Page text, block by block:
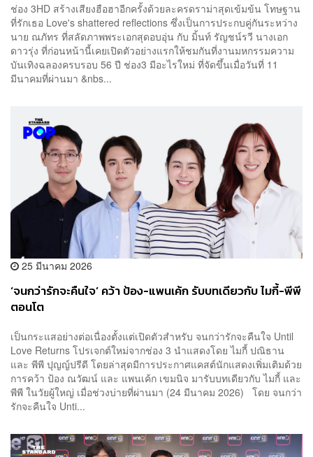
​​ช่อง 3HD สร้างเสียงฮือฮาอีกครั้งด้วยละครดราม่าสุดเข้มข้น โทษฐาน
ที่รักเธอ Love's shattered reflections ซึ่งเป็นการประกบคู่กันระหว่าง
นาย ณภัทร ที่สลัดภาพพระเอกสุดอบอุ่น กับ มิ้นท์ รัญชน์รวี นางเอก
ดาวรุ่ง ที่ก่อนหน้านี้เคยเปิดตัวอย่างแรกให้ชมกันที่งานมหกรรมความ
บันเทิงฉลองครบรอบ 56 ปี ช่อง3 มีอะไรใหม่ ที่จัดขึ้นเมื่อวันที่ 11
มีนาคมที่ผ่านมา &nbs...
25 มีนาคม 2026
‘จนกว่ารักจะคืนใจ’ คว้า ป้อง-แพนเค้ก รับบทเดียวกับ ไมกี้-พีพี
ตอนโต
เป็นกระแสอย่างต่อเนื่องตั้งแต่เปิดตัวสำหรับ จนกว่ารักจะคืนใจ Until
Love Returns โปรเจกต์ใหม่จากช่อง 3 นำแสดงโดย ไมกี้ ปณิธาน
และ พีพี ปุญญ์ปรีดี โดยล่าสุดมีการประกาศแคสต์นักแสดงเพิ่มเติมด้วย
การคว้า ป้อง ณวัฒน์ และ แพนเค้ก เขมนิจ มารับบทเดียวกับ ไมกี้ และ
พีพี ในวัยผู้ใหญ่ เมื่อช่วงบ่ายที่ผ่านมา (24 มีนาคม 2026) โดย จนกว่า
รักจะคืนใจ Unti...